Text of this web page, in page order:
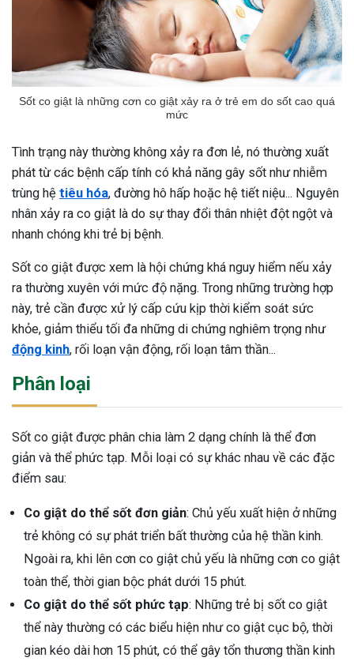
Sau Sinh Có Tự Khỏi
Thông Tin Cần Biết
sau sinh là tình trạng viêm da
phổ biến, khiến đôi bàn tay,
Sốt co giật là những cơn co giật xảy ra ở trẻ em do sốt cao quá
mức
Tình trạng này thường không xảy ra đơn lẻ, nó thường xuất
phát từ các bệnh cấp tính có khả năng gây sốt như nhiễm
trùng hệ tiêu hóa, đường hô hấp hoặc hệ tiết niệu... Nguyên
nhân xảy ra co giật là do sự thay đổi thân nhiệt đột ngột và
nhanh chóng khi trẻ bị bệnh.
Sốt co giật được xem là hội chứng khá nguy hiểm nếu xảy
ra thường xuyên với mức độ nặng. Trong những trường hợp
này, trẻ cần được xử lý cấp cứu kịp thời kiểm soát sức
khỏe, giảm thiểu tối đa những di chứng nghiêm trọng như
động kinh, rối loạn vận động, rối loạn tâm thần...
Phân loại
Sốt co giật được phân chia làm 2 dạng chính là thể đơn
giản và thể phức tạp. Mỗi loại có sự khác nhau về các đặc
điểm sau:
Co giật do thể sốt đơn giản: Chủ yếu xuất hiện ở những
trẻ không có sự phát triển bất thường của hệ thần kinh.
Ngoài ra, khi lên cơn co giật chủ yếu là những cơn co giật
toàn thể, thời gian bộc phát dưới 15 phút.
Co giật do thể sốt phức tạp: Những trẻ bị sốt co giật
thể này thường có các biểu hiện như co giật cục bộ, thời
gian kéo dài hơn 15 phút, có thể gây tổn thương thần kinh